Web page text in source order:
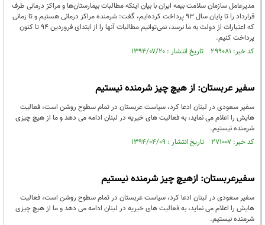
مدیرعامل سازمان سلامت بیمه ایران با بیان اینکه مطالبات بیمارستان‌ها و مراکز درمانی طرف
قرارداد را تا پایان سال 93 پرداخت کرده‌ایم، گفت: شرمنده مراکز درمانی هستیم و تا زمانی
که اعتبارات از دولت به ما نرسد، نمی‌توانیم مطالبات آنها را از ابتدای فروردین 94 تا کنون
پرداخت کنیم.
کد خبر: ۲۹۹۰۸۱ تاریخ انتشار : ۱۳۹۴/۰۷/۲۰
سفیر عربستان: از هیچ چیز شرمنده نیستیم
سفیر سعودی در لبنان ادعا کرد، سیاست عربستان در تمام سطوح روشن است، فعالیت
هایش را اعلام می نماید، به فعالیت های خیریه در لبنان ادامه می دهد و ما از هیچ چیزی
شرمنده نیستیم.
کد خبر: ۲۷۱۰۰۷ تاریخ انتشار : ۱۳۹۴/۰۴/۰۹
سفیرعربستان: ازهیچ چیز شرمنده نیستیم
سفیر سعودی در لبنان ادعا کرد، سیاست عربستان در تمام سطوح روشن است، فعالیت
هایش را اعلام می نماید، به فعالیت های خیریه در لبنان ادامه می دهد و ما از هیچ چیزی
شرمنده نیستیم.